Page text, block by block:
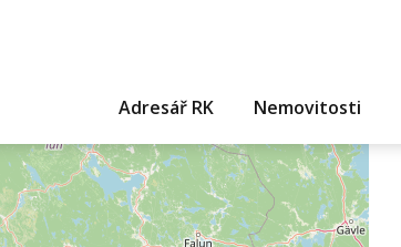
Adresář RK Nemovitosti